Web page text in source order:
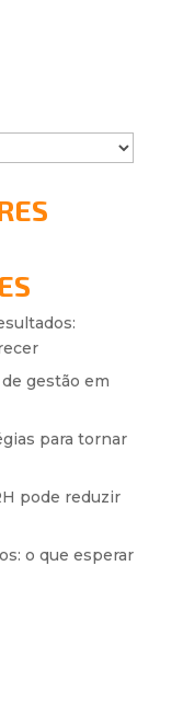
gestão em
para tornar
pode reduzir
o que esperar